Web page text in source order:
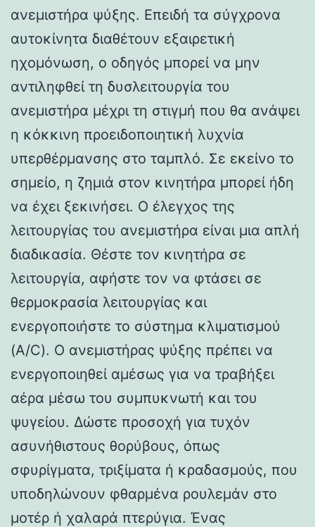
ανεμιστήρα ψύξης. Επειδή τα σύγχρονα
αυτοκίνητα διαθέτουν εξαιρετική
ηχομόνωση, ο οδηγός μπορεί να μην
αντιληφθεί τη δυσλειτουργία του
ανεμιστήρα μέχρι τη στιγμή που θα ανάψει
η κόκκινη προειδοποιητική λυχνία
υπερθέρμανσης στο ταμπλό. Σε εκείνο το
σημείο, η ζημιά στον κινητήρα μπορεί ήδη
να έχει ξεκινήσει. Ο έλεγχος της
λειτουργίας του ανεμιστήρα είναι μια απλή
διαδικασία. Θέστε τον κινητήρα σε
λειτουργία, αφήστε τον να φτάσει σε
θερμοκρασία λειτουργίας και
ενεργοποιήστε το σύστημα κλιματισμού
(A/C). Ο ανεμιστήρας ψύξης πρέπει να
ενεργοποιηθεί αμέσως για να τραβήξει
αέρα μέσω του συμπυκνωτή και του
ψυγείου. Δώστε προσοχή για τυχόν
ασυνήθιστους θορύβους, όπως
σφυρίγματα, τριξίματα ή κραδασμούς, που
υποδηλώνουν φθαρμένα ρουλεμάν στο
μοτέρ ή χαλαρά πτερύγια. Ένας